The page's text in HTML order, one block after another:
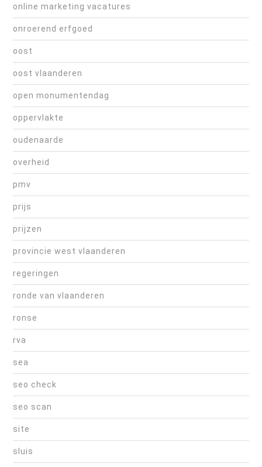
online marketing vacatures
onroerend erfgoed
oost
oost vlaanderen
open monumentendag
oppervlakte
oudenaarde
overheid
pmv
prijs
prijzen
provincie west vlaanderen
regeringen
ronde van vlaanderen
ronse
rva
sea
seo check
seo scan
site
sluis